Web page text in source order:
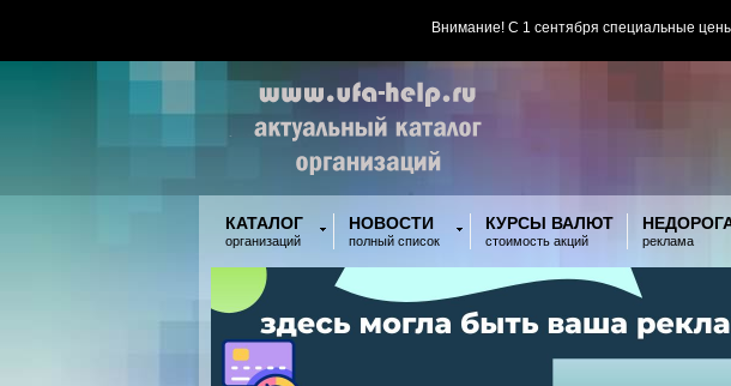
Внимание! С 1 сентября специальные
КАТАЛОГ
организаций
НОВОСТИ
полный список
КУРСЫ ВАЛЮТ
стоимость акций реклама